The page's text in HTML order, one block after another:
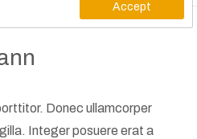
Donec ullamcorper
Integer posuere erat a
Accept